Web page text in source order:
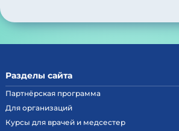
Разделы сайта
Партнёрская программа
Для организаций
Курсы для врачей и медсестер